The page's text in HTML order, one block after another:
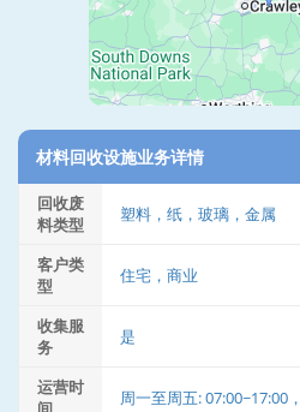
材料回收设施业务详情
回收废
料类型
塑料，纸，玻璃，金属
客户类
型
住宅，商业
收集服
务
是
运营时
周一至周五: 07:00~17:00